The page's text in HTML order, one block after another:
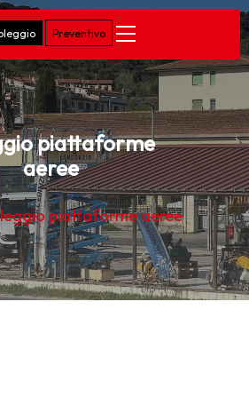
Preventivo
piattaforme
aeree
piattaforme aeree